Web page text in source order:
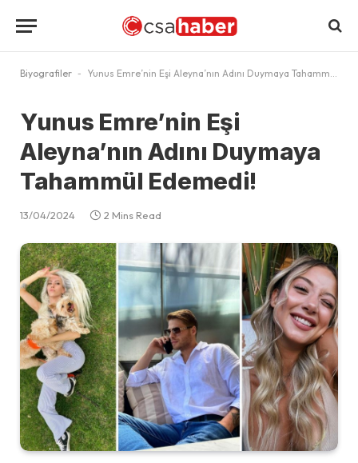
Biyografiler - Yunus Emre’nin Eşi Aleyna’nın Adını Duymaya Tahammül Edemedi!
Yunus Emre’nin Eşi
Aleyna’nın Adını Duymaya
Tahammül Edemedi!
13/04/2024 2 Mins Read